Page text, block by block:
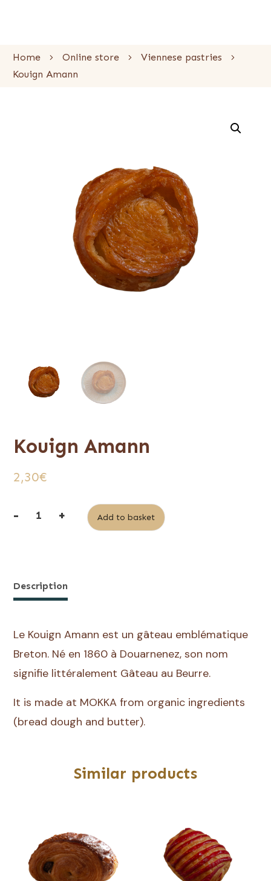
Home Online store
Viennese pastries
Kouign Amann
Kouign Amann
2,30€
- + Add to basket
Description
Le Kouign Amann est un gâteau emblématique
Breton. Né en 1860 à Douarnenez, son nom
signifie littéralement Gâteau au Beurre.
It is made at MOKKA from organic ingredients
(bread dough and butter).
Similar products